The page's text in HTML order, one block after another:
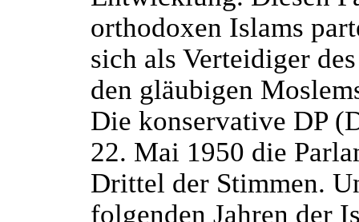
orthodoxen Islams
sich als Verteidiger
den gläubigen
Die konservative DP
22. Mai 1950 die
Drittel der Stimmen.
folgenden Jahren der